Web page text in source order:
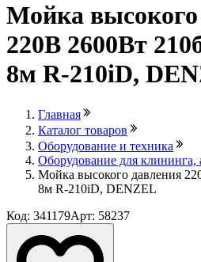
Мойка высокого
220В 2600Вт
8м R-210iD,
Главная
Каталог товаров
Оборудование и техника
Оборудование для клининга,
Мойка высокого давления
8м R-210iD, DENZEL
Код: 341179Арт: 58237